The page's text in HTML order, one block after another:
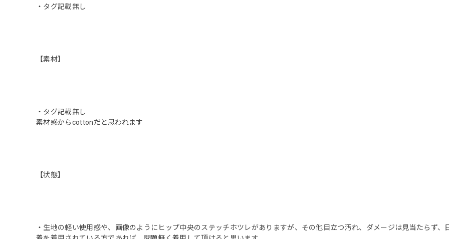
・タグ記載無し
【素材】
・タグ記載無し
素材感からcottonだと思われます
【状態】
・生地の軽い使用感や、画像のようにヒップ中央のステッチホツレがありますが、その他目立つ汚れ、ダメージは見当たらず、